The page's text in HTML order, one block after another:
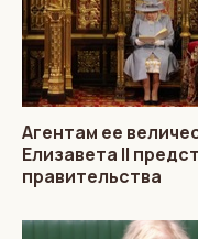
Агентам ее
Елизавета II
правительства